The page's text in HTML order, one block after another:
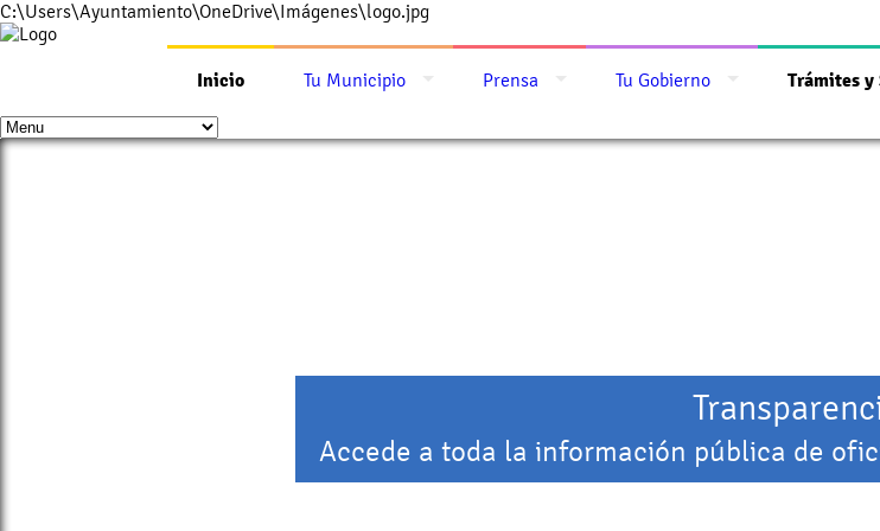
C:\Users\Ayuntamiento\OneDrive\Imágenes\logo.jpg
Inicio Tu Municipio Prensa Tu Gobierno Trámites y
Accede a toda la información pública de